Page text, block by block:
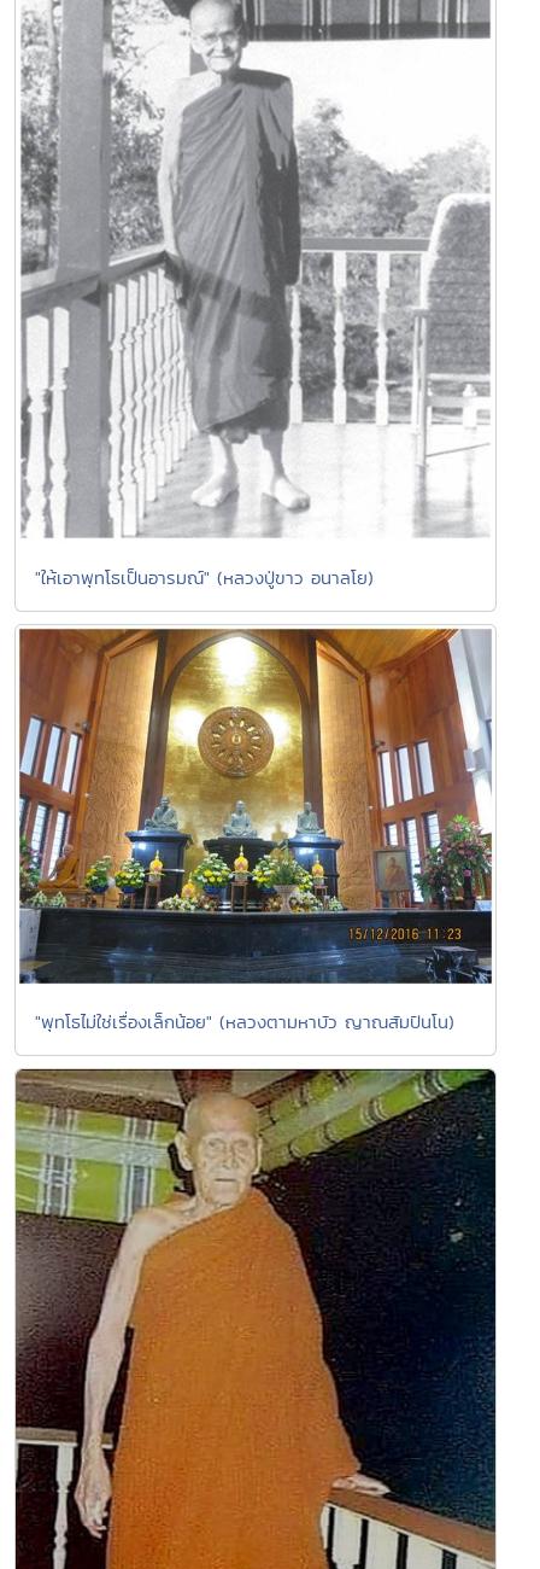
"ให้เอาพุทโธเป็นอารมณ์" (หลวงปู่ขาว อนาลโย)
"พุทโธไม่ใช่เรื่องเล็กน้อย" (หลวงตามหาบัว ญาณสัมปันโน)